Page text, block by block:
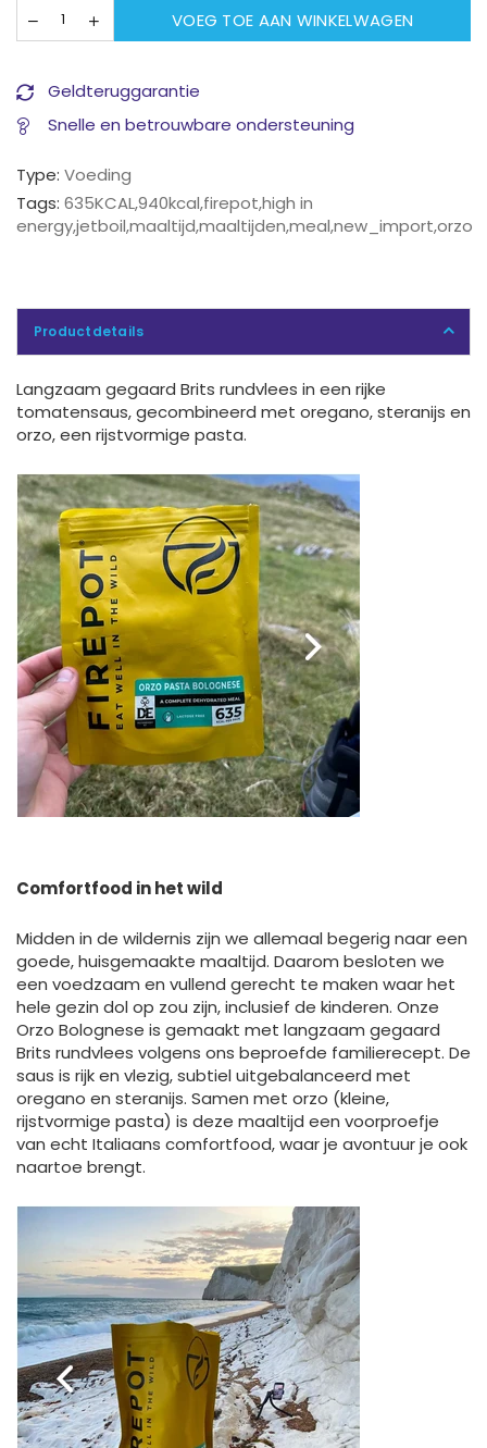
VOEG TOE AAN WINKELWAGEN
Geldteruggarantie
Snelle en betrouwbare ondersteuning
Type: Voeding
Tags: 635KCAL,940kcal,firepot,high in
energy,jetboil,maaltijd,maaltijden,meal,new_import,orzo
Productdetails
Langzaam gegaard Brits rundvlees in een rijke
tomatensaus, gecombineerd met oregano, steranijs en
orzo, een rijstvormige pasta.
Comfortfood in het wild
Midden in de wildernis zijn we allemaal begerig naar een
goede, huisgemaakte maaltijd. Daarom besloten we
een voedzaam en vullend gerecht te maken waar het
hele gezin dol op zou zijn, inclusief de kinderen. Onze
Orzo Bolognese is gemaakt met langzaam gegaard
Brits rundvlees volgens ons beproefde familierecept. De
saus is rijk en vlezig, subtiel uitgebalanceerd met
oregano en steranijs. Samen met orzo (kleine,
rijstvormige pasta) is deze maaltijd een voorproefje
van echt Italiaans comfortfood, waar je avontuur je ook
naartoe brengt.